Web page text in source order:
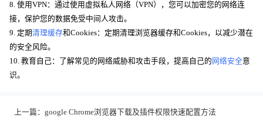
8. 使用VPN：通过使用虚拟私人网络（VPN），您可以加密您的网络连
接，保护您的数据免受中间人攻击。
9. 定期清理缓存和Cookies：定期清理浏览器缓存和Cookies，以减少潜在
的安全风险。
10. 教育自己：了解常见的网络威胁和攻击手段，提高自己的 网络安全意
识。
上一篇： google Chrome浏览器下载及插件权限快速配置方法